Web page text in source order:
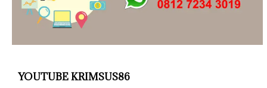
YOUTUBE KRIMSUS86